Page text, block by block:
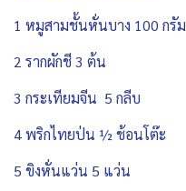
1 หมูสามชั้นหั่นบาง 100 กรัม
2 รากผักชี 3 ต้น
3 กระเทียมจีน 5 กลีบ
4 พริกไทยป่น ½ ช้อนโต๊ะ
5 ขิงหั่นแว่น 5 แว่น